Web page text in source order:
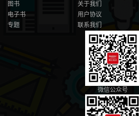
图书
电子书
专题
关于我们
用户协议
联系我们
微信公众号